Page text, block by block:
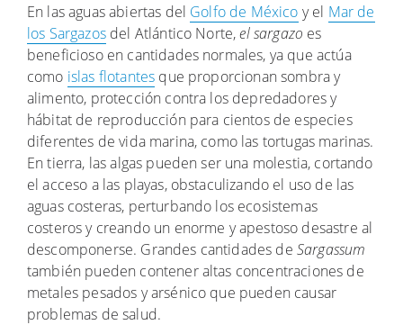
En las aguas abiertas del Golfo de México y el Mar de
los Sargazosdel Atlántico Norte,el sargazo es
beneficioso en cantidades normales, ya que actúa
como islas flotantes que proporcionan sombra y
alimento, protección contra los depredadores y
hábitat de reproducción para cientos de especies
diferentes de vida marina, como las tortugas marinas.
En tierra, las algas pueden ser una molestia, cortando
el acceso a las playas, obstaculizando el uso de las
aguas costeras, perturbando los ecosistemas
costeros y creando un enorme y apestoso desastre al
descomponerse. Grandes cantidades de Sargassum
también pueden contener altas concentraciones de
metales pesados y arsénico que pueden causar
problemas de salud.